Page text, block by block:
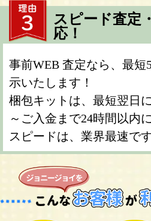
スピード査定
応！
事前WEB 査定なら、最短
示いたします！
梱包キットは、最短翌日
～ご入金まで24時間以内
スピードは、業界最速です